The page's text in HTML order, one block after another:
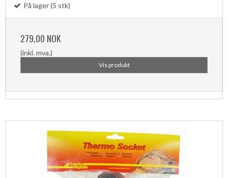
På lager (5 stk)
279,00 NOK
(inkl. mva.)
Vis produkt